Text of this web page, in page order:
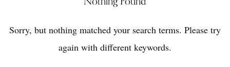
Sorry, but nothing matched your search terms. Please try
again with different keywords.